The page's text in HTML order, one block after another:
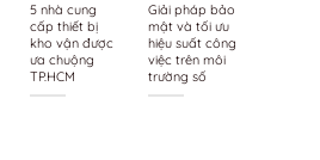
5 nhà cung
cấp thiết bị
kho vận được
ưa chuộng
TP.HCM
Giải pháp bảo
mật và tối ưu
hiệu suất công
việc trên môi
trường số